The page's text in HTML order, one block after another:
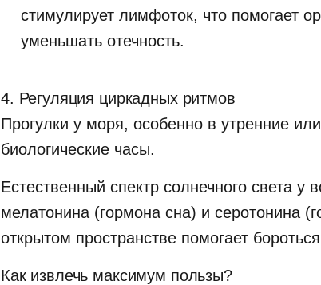
стимулирует лимфоток, что помогает
уменьшать отечность.
4. Регуляция циркадных ритмов
Прогулки у моря, особенно в утренние
биологические часы.
Естественный спектр солнечного света у
мелатонина (гормона сна) и серотонина
открытом пространстве помогает
Как извлечь максимум пользы?